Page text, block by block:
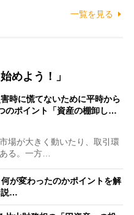
一覧を見る
めよう！」
害時に慌てないために平時から
のポイント「資産の棚卸し…
場が大きく動いたり、取引環
る。一方…
が変わったのかポイントを解
説…